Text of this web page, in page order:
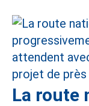
La route